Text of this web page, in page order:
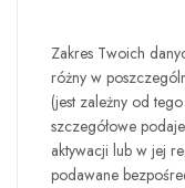
Zakres Twoich
różny w
(jest zależny od
szczegółowe
aktywacji lub w jej
podawane